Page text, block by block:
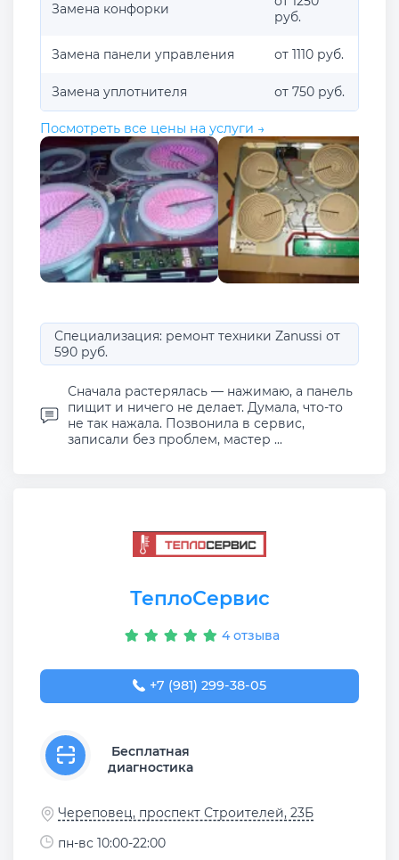
Замена конфорки
руб.
Замена панели управления от 1110 руб.
Замена уплотнителя от 750 руб.
Посмотреть все цены на услуги →
Специализация: ремонт техники Zanussi от
590 руб.
Сначала растерялась — нажимаю, а панель
пищит и ничего не делает. Думала, что-то
не так нажала. Позвонила в сервис,
записали без проблем, мастер ...
ТеплоСервис
4 отзыва
+7 (981) 299-38-05
Бесплатная
диагностика
Череповец, проспект Строителей, 23Б
пн-вс 10:00-22:00